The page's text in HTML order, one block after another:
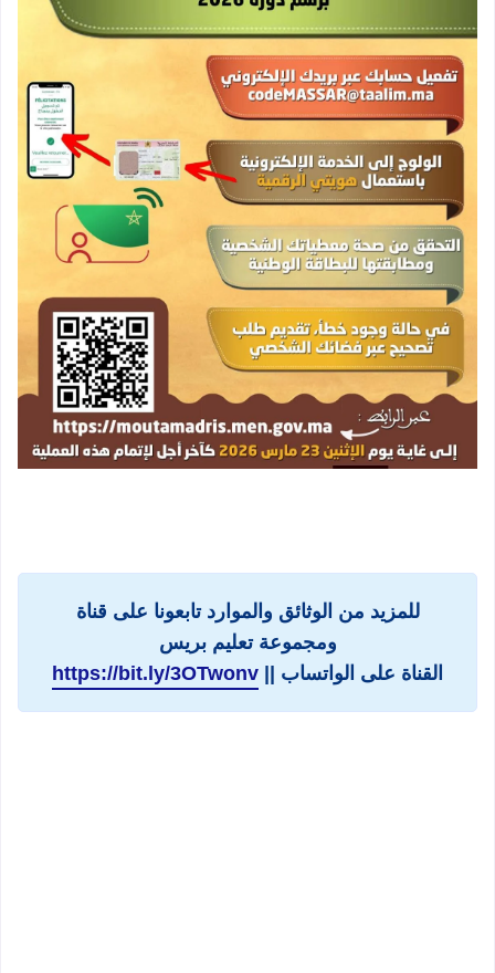
للمزيد من الوثائق والموارد تابعونا على قناة
ومجموعة تعليم بريس
القناة على الواتساب || https://bit.ly/3OTwonv